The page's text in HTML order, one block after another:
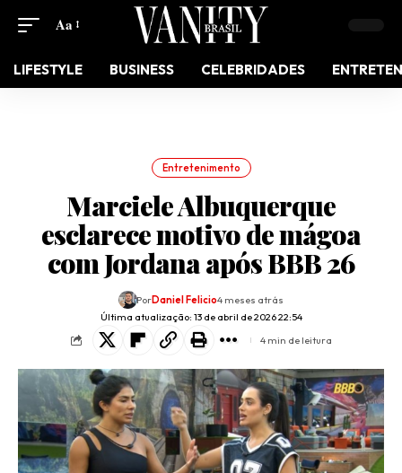
Aa
LIFESTYLE BUSINESS CELEBRIDADES
Entretenimento
Marciele Albuquerque
esclarece motivo de mágoa
com Jordana após BBB 26
Última atualização: 13 de abril de 2026 22:54
PorDaniel Felicio4 meses atrás
4 min de leitura